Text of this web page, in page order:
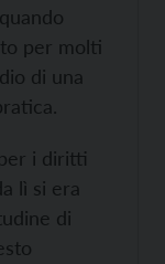
per molti
di una
i diritti
lì si era
di